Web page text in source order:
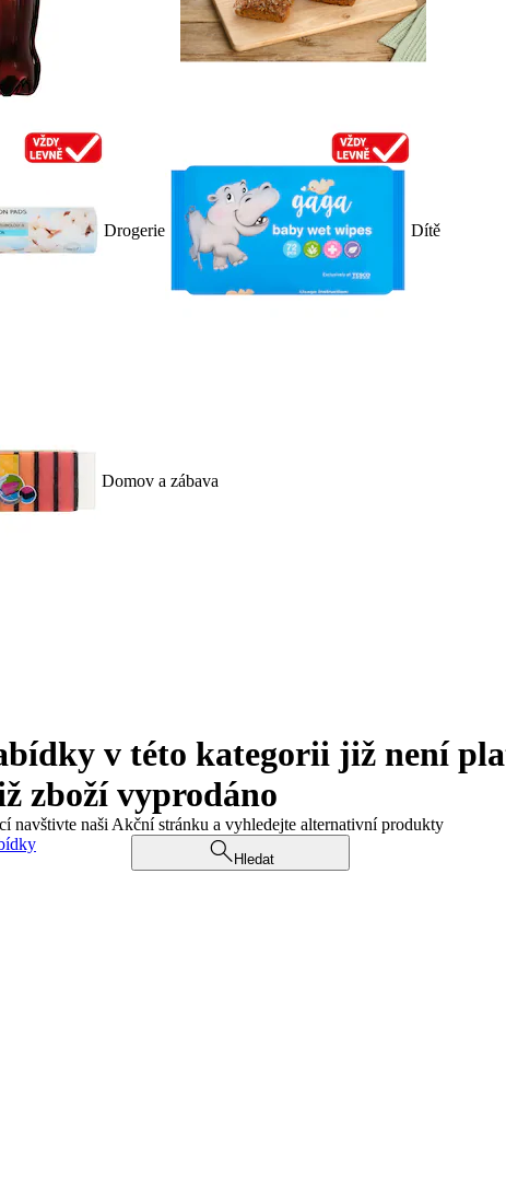
Drogerie Dítě
Domov a zábava
v této kategorii již není
zboží vyprodáno
navštivte naši Akční stránku a vyhledejte alternativní produkty
Hledat